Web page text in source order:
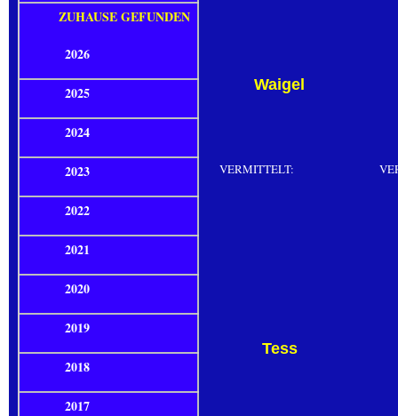
Waigel
VERMITTELT:
Tess
ZUHAUSE GEFUNDEN
2026
2025
2024
2023
2022
2021
2020
2019
2018
2017